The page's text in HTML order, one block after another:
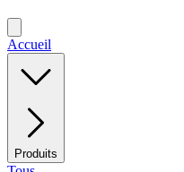
Accueil
Produits